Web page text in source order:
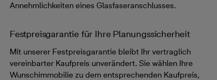
Annehmlichkeiten eines Glasfaseranschlusses.
Festpreisgarantie für Ihre Planungssicherheit
Mit unserer Festpreisgarantie bleibt Ihr vertraglich
vereinbarter Kaufpreis unverändert. Sie wählen Ihre
Wunschimmobilie zu dem entsprechenden Kaufpreis,